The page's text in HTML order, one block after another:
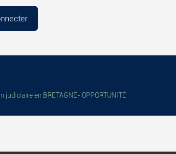
en BRETAGNE- OPPORTUNITÉ